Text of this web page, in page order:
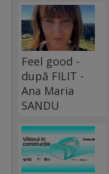
Feel good -
după FILIT -
Ana Maria
SANDU